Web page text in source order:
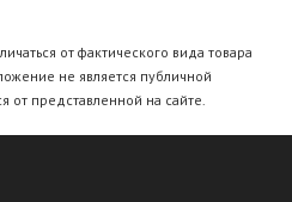
от фактического вида товара
не является публичной
от представленной на сайте.